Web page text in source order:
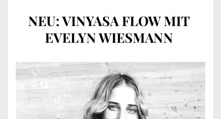
NEU: VINYASA FLOW MIT
EVELYN WIESMANN